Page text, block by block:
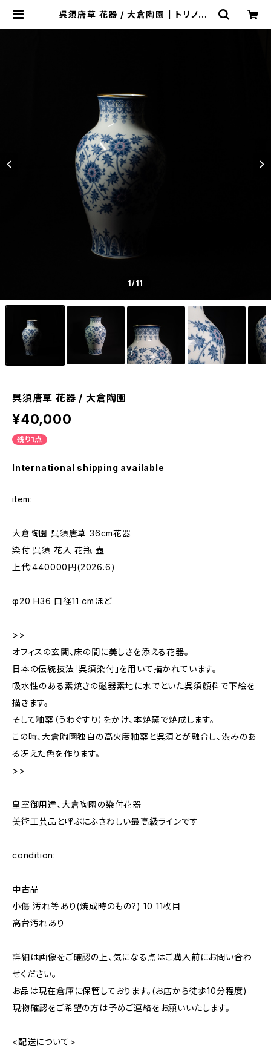
呉須唐草 花器 / 大倉陶園 | トリノス-
1/11
呉須唐草 花器 / 大倉陶園
¥40,000
残り1点
International shipping available
item:
大倉陶園 呉須唐草 36cm花器
染付 呉須 花入 花瓶 壺
上代:440000円(2026.6)
φ20 H36 口径11 cmほど
>>
オフィスの玄関、床の間に美しさを添える花器。
日本の伝統技法「呉須染付」を用いて描かれています。
吸水性のある素焼きの磁器素地に水でといた呉須顔料で下絵を
描きます。
そして釉薬（うわぐすり）をかけ、本焼窯で焼成します。
この時、大倉陶園独自の高火度釉薬と呉須とが融合し、渋みのあ
る冴えた色を作ります。
>>
皇室御用達、大倉陶園の染付花器
美術工芸品と呼ぶにふさわしい最高級ラインです
condition:
中古品
小傷 汚れ等あり(焼成時のもの?) 10 11枚目
高台汚れあり
詳細は画像をご確認の上、気になる点はご購入前にお問い合わ
せください。
お品は現在倉庫に保管しております。(お店から徒歩10分程度)
現物確認をご希望の方は予めご連絡をお願いいたします。
<配送について>